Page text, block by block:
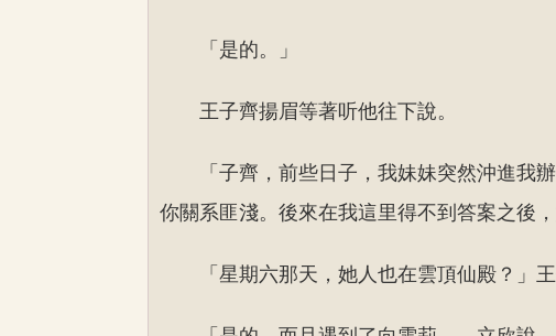
「是的。」
王子齊揚眉等著听他往下說。
「子齊，前些日子，我妹妹突然沖進
你關系匪淺。後來在我這里得不到答案之後
「星期六那天，她人也在雲頂仙殿？」